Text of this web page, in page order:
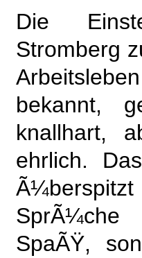
Die
Stromberg
bekannt,
knallhart,
ehrlich.
SpaÃŸ,